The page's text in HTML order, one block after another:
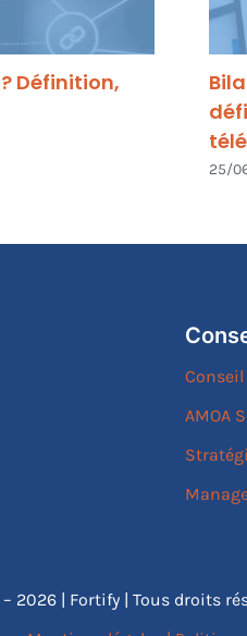
Définition,
25/
Conseil
AMOA
2026 | Fortify | Tous droits